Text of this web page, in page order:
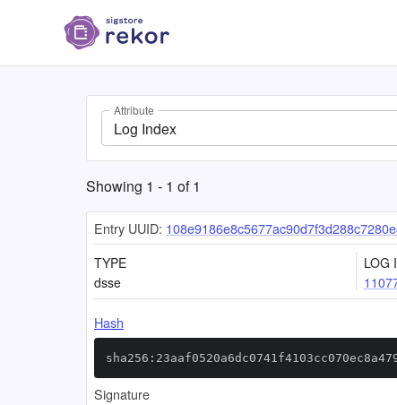
Attribute
Log Index
Showing 1 - 1 of1
Entry UUID:
TYPE
dsse
LOG
Hash
Signature